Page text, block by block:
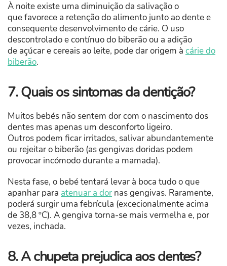
À noite existe uma diminuição da salivação o
que favorece a retenção do alimento junto ao dente e
consequente desenvolvimento de cárie. O uso
descontrolado e contínuo do biberão ou a adição
de açúcar e cereais ao leite, pode dar origem à cárie do
biberão.
7. Quais os sintomas da dentição?
Muitos bebés não sentem dor com o nascimento dos
dentes mas apenas um desconforto ligeiro.
Outros podem ficar irritados, salivar abundantemente
ou rejeitar o biberão (as gengivas doridas podem
provocar incómodo durante a mamada).
Nesta fase, o bebé tentará levar à boca tudo o que
apanhar para atenuar a dor nas gengivas. Raramente,
poderá surgir uma febrícula (excecionalmente acima
de 38,8 ºC). A gengiva torna-se mais vermelha e, por
vezes, inchada.
8. A chupeta prejudica aos dentes?